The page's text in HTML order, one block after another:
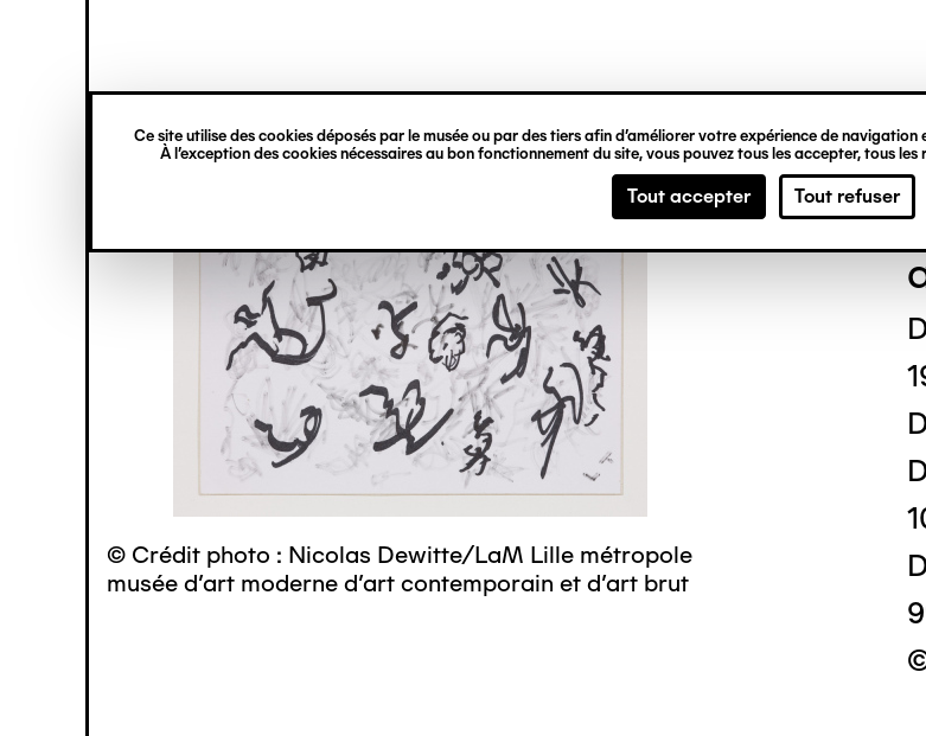
Ce site utilise des cookies déposés par le musée ou par des tiers afin d’améliorer votre expérience de navigation
À l’exception des cookies nécessaires au bon fonctionnement du site, vous pouvez tous les accepter, tous
Tout accepter Tout refuser
principal
verticale
© Crédit photo : Nicolas Dewitte/LaM Lille métropole
musée d’art moderne d’art contemporain et d’art brut